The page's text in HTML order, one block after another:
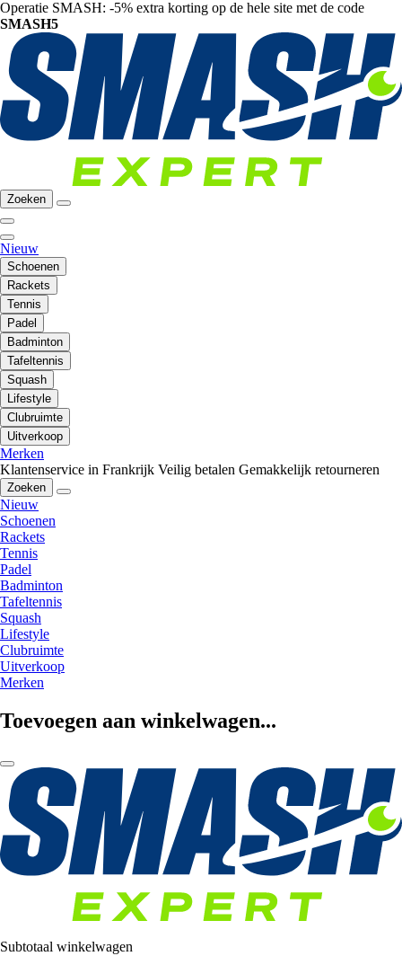
Operatie SMASH: -5% extra korting op de hele site met de code
SMASH5
Zoeken
Nieuw
Schoenen
Rackets
Tennis
Padel
Badminton
Tafeltennis
Squash
Lifestyle
Clubruimte
Uitverkoop
Merken
Klantenservice in Frankrijk Veilig betalen Gemakkelijk retourneren
Zoeken
Nieuw
Schoenen
Rackets
Tennis
Padel
Badminton
Tafeltennis
Squash
Lifestyle
Clubruimte
Uitverkoop
Merken
Toevoegen aan winkelwagen...
Subtotaal winkelwagen